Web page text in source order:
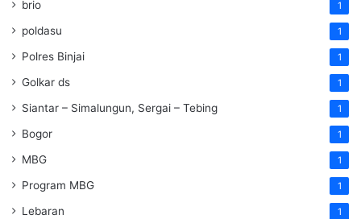
brio 1
poldasu 1
Polres Binjai 1
Golkar ds 1
Siantar – Simalungun, Sergai – Tebing 1
Bogor 1
MBG 1
Program MBG 1
Lebaran 1